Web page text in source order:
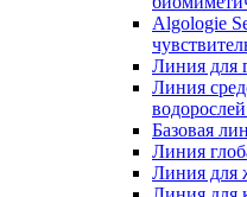
Algologie
Линия для
Линия
Базовая
Линия
Линия для